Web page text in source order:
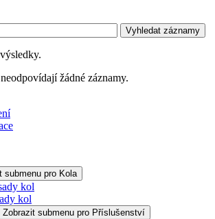
Vyhledat záznamy
žádné záznamy.
submenu pro Kola
kol
kol
Zobrazit submenu pro Příslušenství